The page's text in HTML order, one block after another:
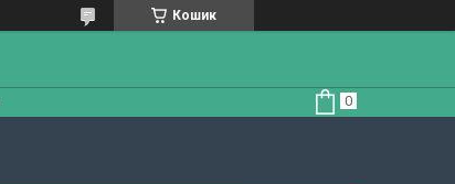
Кошик